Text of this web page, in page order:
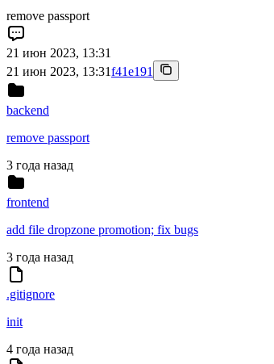
remove passport
21 июн 2023, 13:31
21 июн 2023, 13:31f41e191
backend
remove passport
3 года назад
frontend
add file dropzone promotion; fix bugs
3 года назад
.gitignore
init
4 года назад